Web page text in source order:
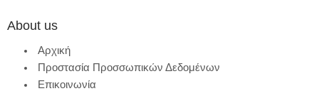
About us
Αρχική
Προστασία Προσσωπικών Δεδομένων
Επικοινωνία